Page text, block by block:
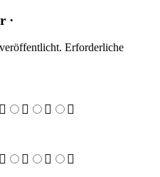
·
Erforderliche